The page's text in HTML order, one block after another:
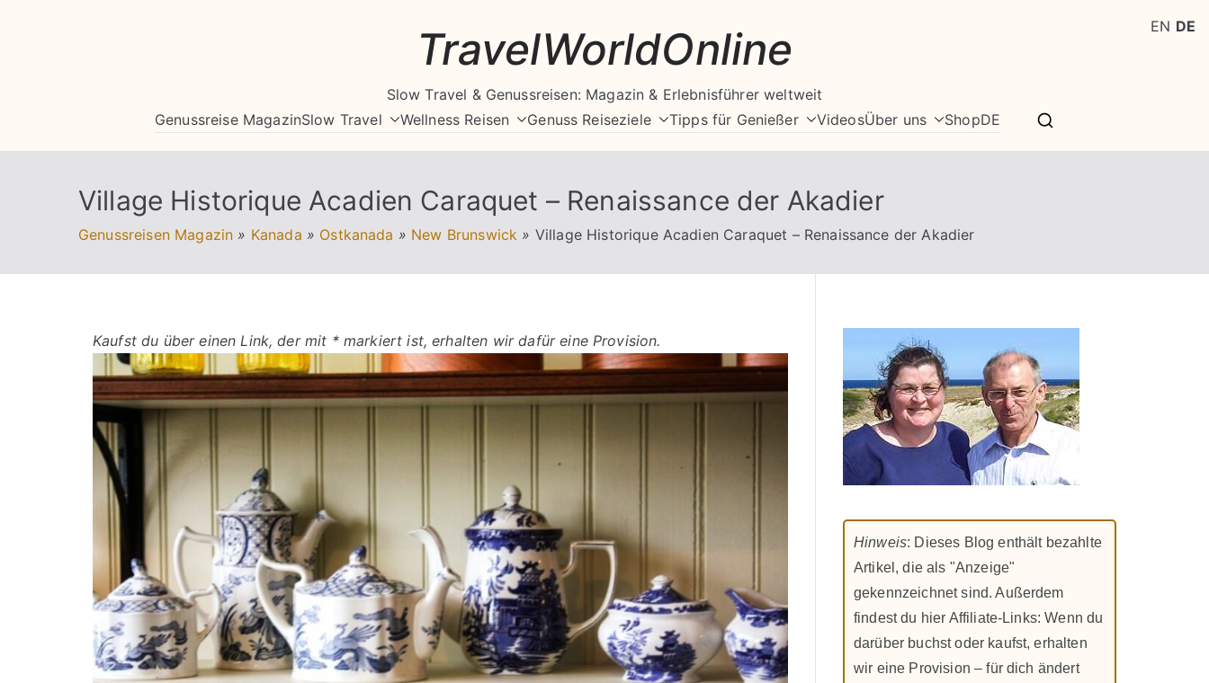
TravelWorldOnline
Slow Travel & Genussreisen: Magazin & Erlebnisführer weltweit
Genussreise MagazinSlow Travel Wellness Reisen Genuss Reiseziele Tipps für Genießer VideosÜber uns ShopDE
Village Historique Acadien Caraquet – Renaissance der Akadier
Genussreisen Magazin » Kanada » Ostkanada » New Brunswick » Village Historique Acadien Caraquet – Renaissance der Akadier
Kaufst du über einen Link, der mit * markiert ist, erhalten wir dafür eine Provision.
Hinweis: Dieses Blog enthält bezahlte
Artikel, die als "Anzeige"
gekennzeichnet sind. Außerdem
findest du hier Affiliate-Links: Wenn du
darüber buchst oder kaufst, erhalten
wir eine Provision – für dich ändert
EN DE